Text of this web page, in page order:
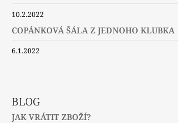
10.2.2022
COPÁNKOVÁ ŠÁLA Z JEDNOHO KLUBKA
6.1.2022
BLOG
JAK VRÁTIT ZBOŽÍ?